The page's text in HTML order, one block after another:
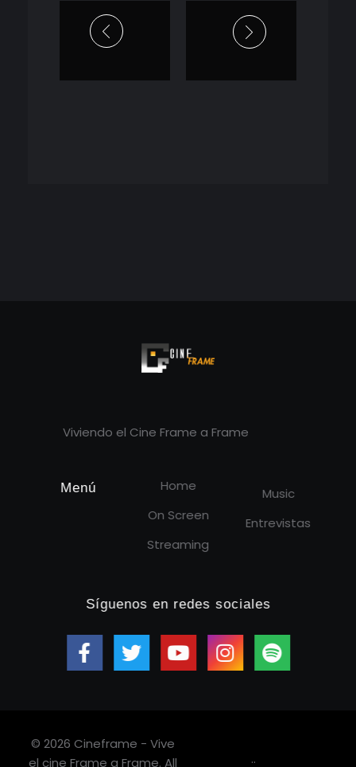
Viviendo el Cine Frame a Frame
Menú
Home
On Screen
Streaming
Music
Entrevistas
Síguenos en redes sociales
© 2026 Cineframe - Vive
el cine Frame a Frame. All
..